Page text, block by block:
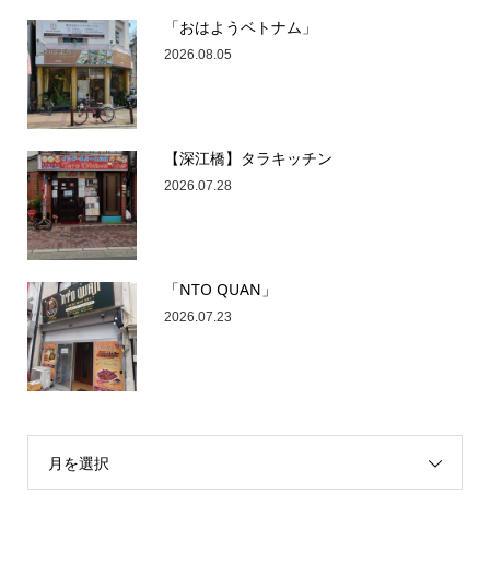
「おはようベトナム」
2026.08.05
【深江橋】タラキッチン
2026.07.28
「NTO QUAN」
2026.07.23
月を選択